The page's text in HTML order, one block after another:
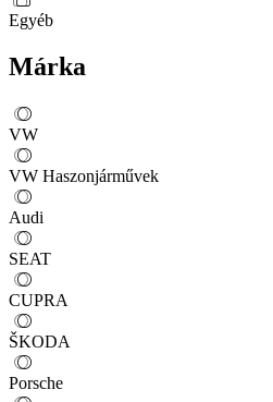
Egyéb
Márka
VW
VW Haszonjárművek
Audi
SEAT
CUPRA
ŠKODA
Porsche